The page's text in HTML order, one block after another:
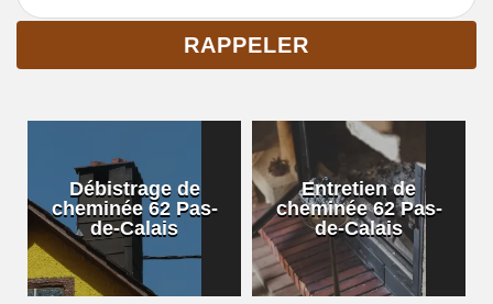
Débistrage de
cheminée 62 Pas-
de-Calais
Entretien de
cheminée 62 Pas-
de-Calais